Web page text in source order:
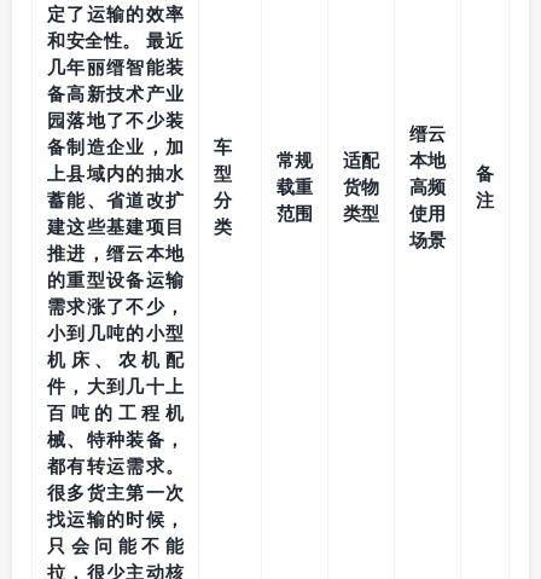
定了运输的效率
和安全性。 最近
几年丽缙智能装
备高新技术产业
园落地了不少装
备制造企业，加
上县域内的抽水
蓄能、省道改扩
建这些基建项目
推进，缙云本地
的重型设备运输
需求涨了不少，
小到几吨的小型
机床、农机配
件，大到几十上
百吨的工程机
械、特种装备，
都有转运需求。
很多货主第一次
找运输的时候，
只会问能不能
拉，很少主动核
车
型
分
类
常规
载重
范围
适配
货物
类型
缙云
本地
高频
使用
场景
备
注